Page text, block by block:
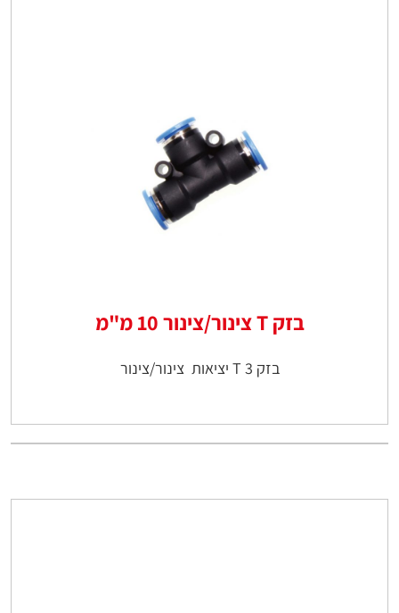
בזק T צינור/צינור 10 מ"מ
בזק T 3 יציאות צינור/צינור